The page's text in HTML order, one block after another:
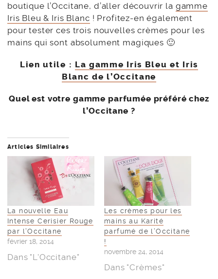
boutique l’Occitane, d’aller découvrir la gamme
Iris Bleu & Iris Blanc ! Profitez-en également
pour tester ces trois nouvelles crèmes pour les
mains qui sont absolument magiques 🙂
Lien utile : La gamme Iris Bleu et Iris
Blanc de l’Occitane
Quel est votre gamme parfumée préféré chez
l’Occitane ?
Articles Similaires
La nouvelle Eau
Intense Cerisier Rouge
par l’Occitane
février 18, 2014
Dans "L'Occitane"
Les crèmes pour les
mains au Karité
parfumé de l’Occitane
!
novembre 24, 2014
Dans "Crèmes"